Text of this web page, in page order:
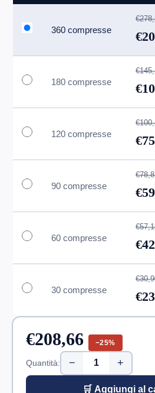
360 compresse
180 compresse
120 compresse
90 compresse
60 compresse
30 compresse
€208,66 −25%
Quantità: − +
🛒 Aggiungi al